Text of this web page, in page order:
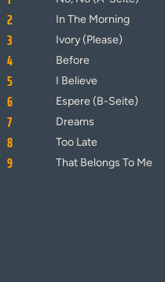
2
In The Morning
3
Ivory (Please)
4
Before
5
I Believe
6
Espere (B-Seite)
7
Dreams
8
Too Late
9
That Belongs To Me